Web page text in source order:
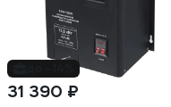
31 390 ₽